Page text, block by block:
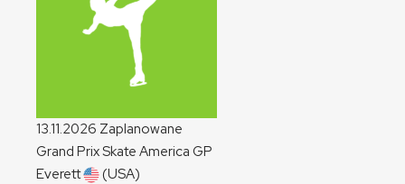
13.11.2026 Zaplanowane
Grand Prix Skate America GP
Everett
(USA)